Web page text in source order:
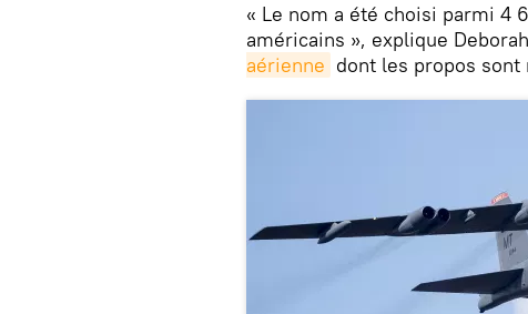
« Le nom a été choisi parmi 4
américains », explique
aérienne dont les propos sont